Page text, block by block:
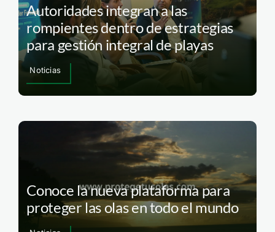
Autoridades integran a las
rompientes dentro de estrategias
para gestión integral de playas
Noticias
Conoce la nueva plataforma para
proteger las olas en todo el mundo